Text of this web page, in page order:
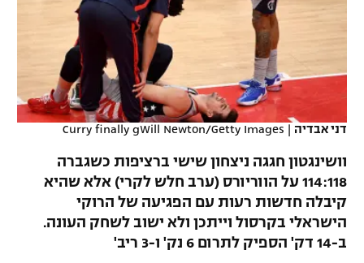
תוצאות
לוח שידורים
נבחרת ישראל
מכבי חיפה
בית"ר ירושלים
מכבי תל אביב
הפועל תל אביב
הפועל חיפה
הפועל באר שבע
ליגה ספרדית
ליגה איטלקית
ליגה צרפתית
ליגה טורקית
ליגה סינית
כדורסל נשים
מכבי תל אביב
הפועל חולון
הפועל ירושלים
דני אבדיה
כדורעף
שחייה
ג'ודו
אגרוף
דני אבדיה |
Curry finally gWill Newton/Getty Images
וושינגטון חגגה ניצחון שישי ברציפות כשגברה
114:118 על הווריורס (ערב חלש לקרי) אלא שהיא
קיבלה חדשות רעות עם הפגיעה של הרוקי
הישראלי בקרסול וייתכן ולא ישוב לשחק העונה.
ב-14 דק' הספיק לתרום 6 נק' ו-3 ריב'